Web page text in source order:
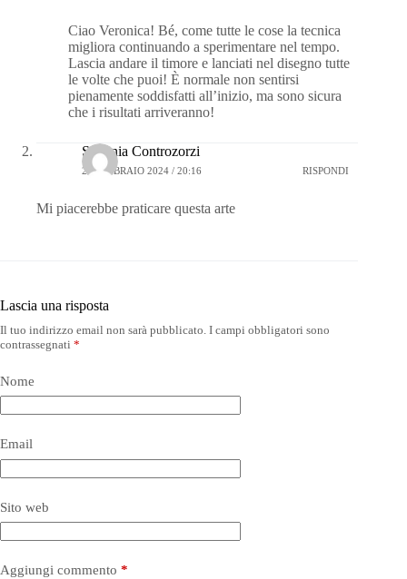
Ciao Veronica! Bé, come tutte le cose la tecnica
migliora continuando a sperimentare nel tempo.
Lascia andare il timore e lanciati nel disegno tutte
le volte che puoi! È normale non sentirsi
pienamente soddisfatti all’inizio, ma sono sicura
che i risultati arriveranno!
Stefania Controzorzi
20 FEBBRAIO 2024 / 20:16 RISPONDI
Mi piacerebbe praticare questa arte
Lascia una risposta
Il tuo indirizzo email non sarà pubblicato. I campi obbligatori sono
contrassegnati *
Nome
Email
Sito web
Aggiungi commento *